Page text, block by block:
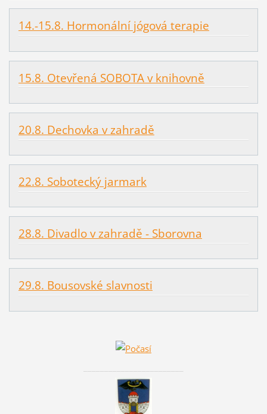
14.-15.8. Hormonální jógová terapie
15.8. Otevřená SOBOTA v knihovně
20.8. Dechovka v zahradě
22.8. Sobotecký jarmark
28.8. Divadlo v zahradě - Sborovna
29.8. Bousovské slavnosti